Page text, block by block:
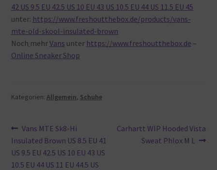
42 US 9.5 EU 42.5 US 10 EU 43 US 10.5 EU 44 US 11.5 EU 45
unter: https://www.freshoutthebox.de/products/vans-
mte-old-skool-insulated-brown
Noch mehrVans unter https://www.freshoutthebox.de –
Online Sneaker Shop
Kategorien: Allgemein, Schuhe
Beitragsnavigation
Vorheriger
Beitrag:
Vans MTE Sk8-Hi
Insulated Brown US 8.5 EU 41
US 9.5 EU 42.5 US 10 EU 43 US
10.5 EU 44 US 11 EU 44.5 US
Nächster
Beitrag:
Carhartt WIP Hooded Vista
Sweat Phlox M L